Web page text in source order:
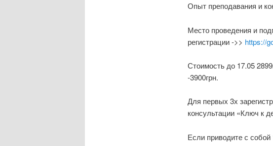
Опыт преподавания и
Место проведения и
регистрации ->> https://
Стоимость до 17.05
-3900грн.
Для первых 3х
консультации «Ключ к
Если приводите с